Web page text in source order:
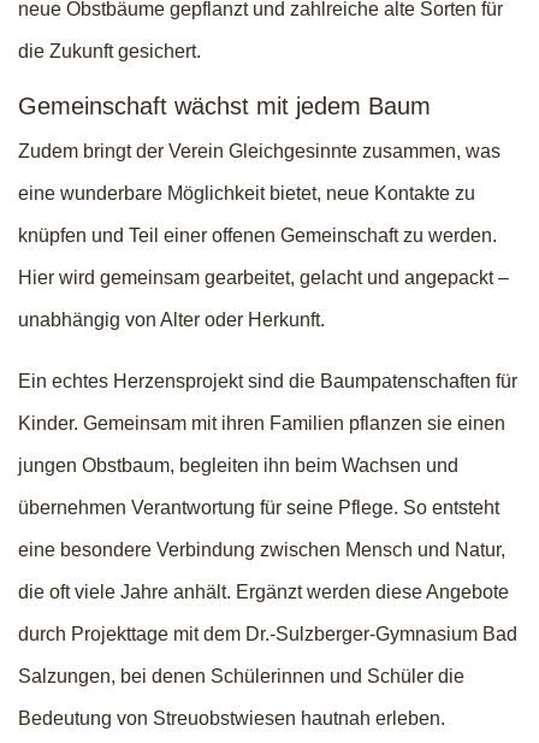
neue Obstbäume gepflanzt und zahlreiche alte Sorten für
die Zukunft gesichert.
Gemeinschaft wächst mit jedem Baum
Zudem bringt der Verein Gleichgesinnte zusammen, was
eine wunderbare Möglichkeit bietet, neue Kontakte zu
knüpfen und Teil einer offenen Gemeinschaft zu werden.
Hier wird gemeinsam gearbeitet, gelacht und angepackt –
unabhängig von Alter oder Herkunft.
Ein echtes Herzensprojekt sind die Baumpatenschaften für
Kinder. Gemeinsam mit ihren Familien pflanzen sie einen
jungen Obstbaum, begleiten ihn beim Wachsen und
übernehmen Verantwortung für seine Pflege. So entsteht
eine besondere Verbindung zwischen Mensch und Natur,
die oft viele Jahre anhält. Ergänzt werden diese Angebote
durch Projekttage mit dem Dr.-Sulzberger-Gymnasium Bad
Salzungen, bei denen Schülerinnen und Schüler die
Bedeutung von Streuobstwiesen hautnah erleben.